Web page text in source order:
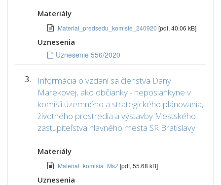
Materiály
Material_predsedu_komisie_240920 [pdf, 40.06 kB]
Uznesenia
Uznesenie 556/2020
3.
Informácia o vzdaní sa členstva Dany
Marekovej, ako občianky - neposlankyne v
komisii územného a strategického plánovania,
životného prostredia a výstavby Mestského
zastupiteľstva hlavného mesta SR Bratislavy
Materiály
Material_komisia_MsZ[pdf, 55.68 kB]
Uznesenia